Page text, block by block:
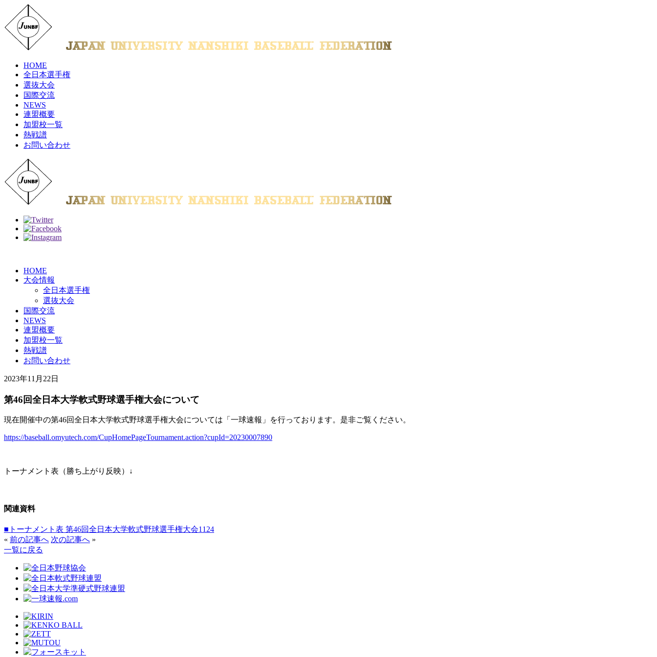
HOME
全日本選手権
選抜大会
国際交流
NEWS
連盟概要
加盟校一覧
熱戦譜
お問い合わせ
HOME
大会情報
全日本選手権
選抜大会
国際交流
NEWS
連盟概要
加盟校一覧
熱戦譜
お問い合わせ
2023年11月22日
第46回全日本大学軟式野球選手権大会について
現在開催中の第46回全日本大学軟式野球選手権大会については「一球速報」を行っております。是非ご覧ください。
https://baseball.omyutech.com/CupHomePageTournament.action?cupId=20230007890
トーナメント表（勝ち上がり反映）↓
関連資料
■トーナメント表 第46回全日本大学軟式野球選手権大会1124
« 前の記事へ 次の記事へ »
一覧に戻る